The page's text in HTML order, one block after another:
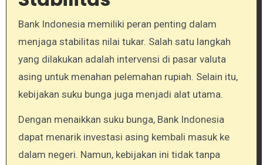
Bank Indonesia memiliki peran penting dalam
menjaga stabilitas nilai tukar. Salah satu langkah
yang dilakukan adalah intervensi di pasar valuta
asing untuk menahan pelemahan rupiah. Selain itu,
kebijakan suku bunga juga menjadi alat utama.
Dengan menaikkan suku bunga, Bank Indonesia
dapat menarik investasi asing kembali masuk ke
dalam negeri. Namun, kebijakan ini tidak tanpa